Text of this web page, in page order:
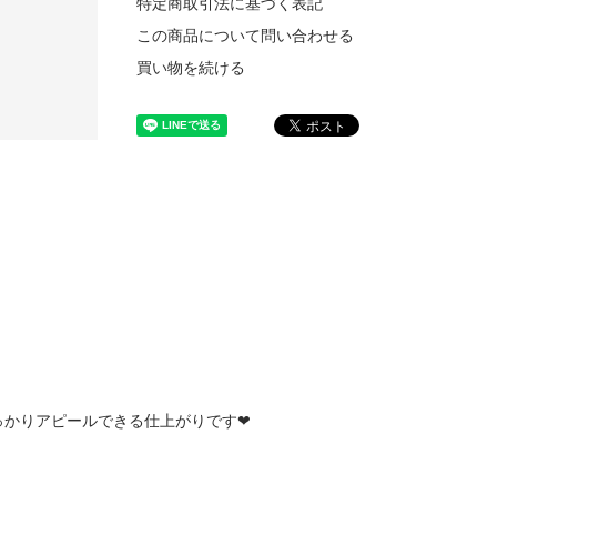
この商品について問い合わせる
買い物を続ける
りアピールできる仕上がりです❤